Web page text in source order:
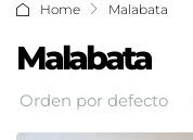
Home Malabata
Malabata
Orden por defecto